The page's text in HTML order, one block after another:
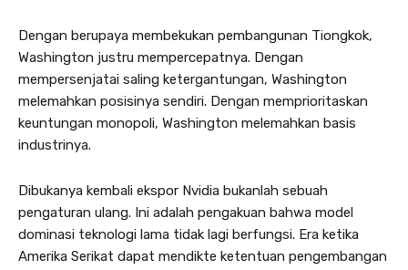
Dengan berupaya membekukan pembangunan Tiongkok,
Washington justru mempercepatnya. Dengan
mempersenjatai saling ketergantungan, Washington
melemahkan posisinya sendiri. Dengan memprioritaskan
keuntungan monopoli, Washington melemahkan basis
industrinya.
Dibukanya kembali ekspor Nvidia bukanlah sebuah
pengaturan ulang. Ini adalah pengakuan bahwa model
dominasi teknologi lama tidak lagi berfungsi. Era ketika
Amerika Serikat dapat mendikte ketentuan pengembangan